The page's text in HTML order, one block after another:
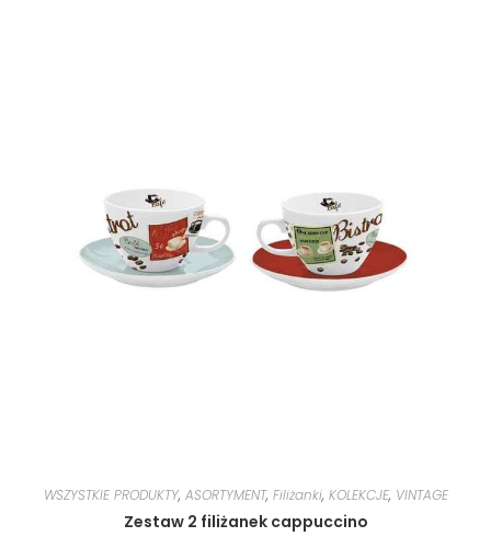
WSZYSTKIE PRODUKTY, ASORTYMENT, Filiżanki, KOLEKCJE, VINTAGE
Zestaw 2 filiżanek cappuccino